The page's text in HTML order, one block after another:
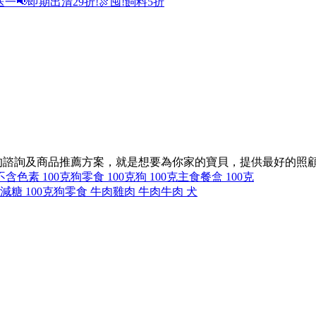
詢及商品推薦方案，就是想要為你家的寶貝，提供最好的照
含色素 100克狗零食 100克狗 100克主食餐盒 100克
減糖 100克狗零食 牛肉雞肉 牛肉牛肉 犬